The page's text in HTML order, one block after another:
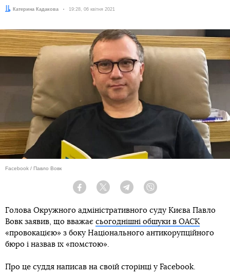
Автор:Катерина Кадакова Дата:
19:28, 06 квітня 2021
Facebook / Павло Вовк
Facebook Twitter Telegram
Голова Окружного адміністративного суду Києва Павло
Вовк заявив, що вважає сьогоднішні обшуки в ОАСК
«провокацією» з боку Національного антикорупційного
бюро і назвав їх «помстою».
Про це суддя написав на своїй сторінці у Facebook.